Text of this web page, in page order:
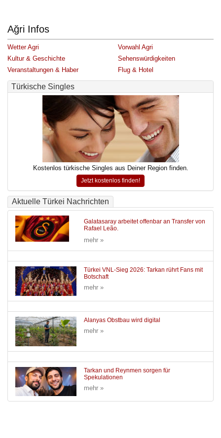
Ağri Infos
Wetter Agri
Vorwahl Agri
Kultur & Geschichte
Sehenswürdigkeiten
Veranstaltungen & Haber
Flug & Hotel
Türkische Singles
Kostenlos türkische Singles aus Deiner Region finden.
Jetzt kostenlos finden!
Aktuelle Türkei Nachrichten
Galatasaray arbeitet offenbar an Transfer von
Rafael Leão.
mehr »
Türkei VNL-Sieg 2026: Tarkan rührt Fans mit
Botschaft
mehr »
Alanyas Obstbau wird digital
mehr »
Tarkan und Reynmen sorgen für
Spekulationen
mehr »